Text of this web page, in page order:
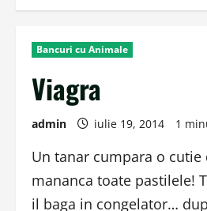
Bancuri cu Animale
Viagra
admin iulie 19, 2014 1
Un tanar cumpara o cutie
mananca toate pastilele!
il baga in congelator…